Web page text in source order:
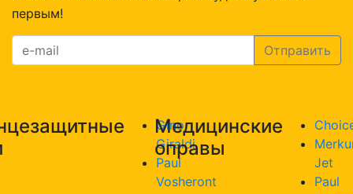
первым!
Gino
Giraldi
Paul
Vosheront
Медицинские
оправы
Jet
Paul